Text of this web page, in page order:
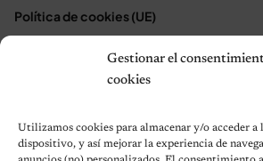
Gestionar el
cookies
Utilizamos cookies para almacenar y/o acceder
dispositivo, y así mejorar la experiencia de
Política de cookies (UE)
Mapa del sitio